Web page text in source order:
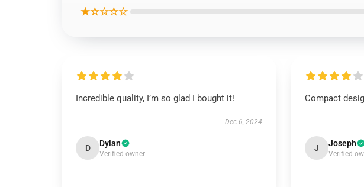
★☆☆☆☆
Incredible quality, I’m so glad I bought it!
Dec 6, 2024
D Dylan
Verified owner
Compact
J Joseph
Verified